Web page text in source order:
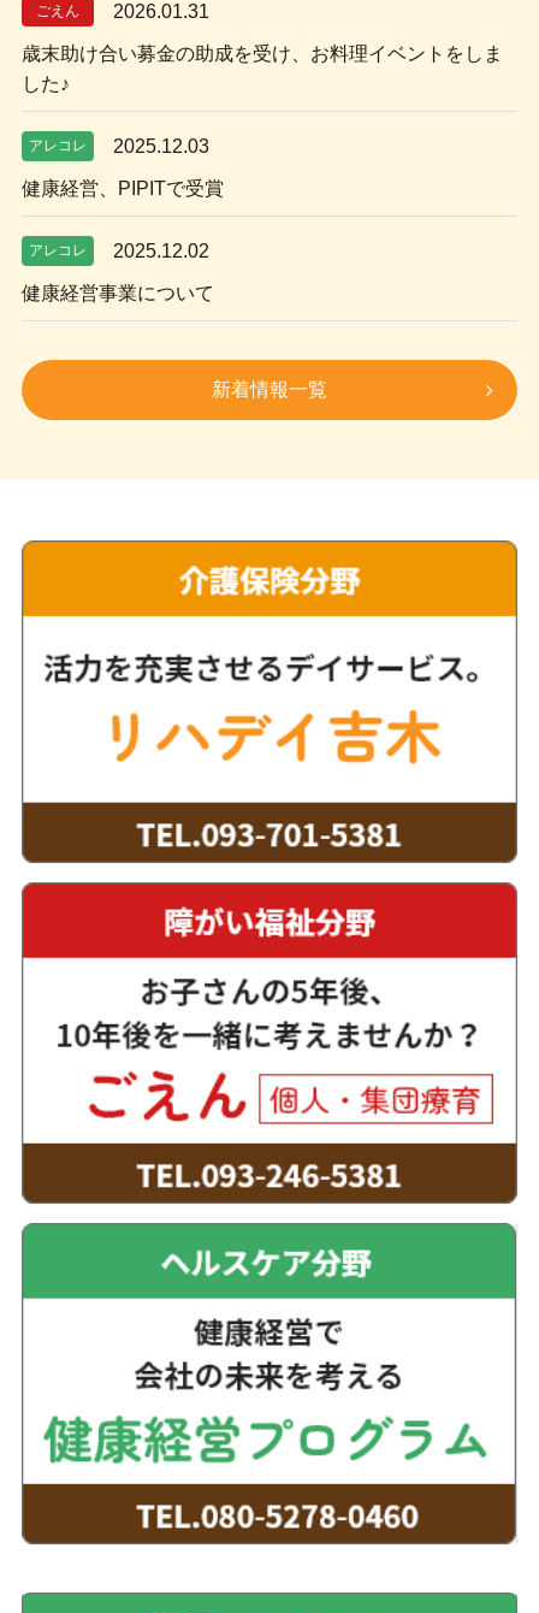
ごえん 2026.01.31
歳末助け合い募金の助成を受け、お料理イベントをしま
した♪
アレコレ 2025.12.03
健康経営、PIPITで受賞
アレコレ 2025.12.02
健康経営事業について
新着情報一覧